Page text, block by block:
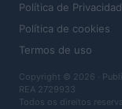
Política de
Política de cookies
Termos de uso
Copyright © 2026 ·
REA 2729933
Todos os direitos